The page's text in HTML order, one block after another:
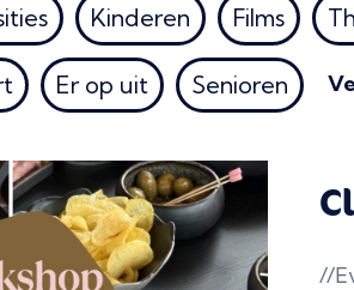
Kinderen Films
Er op uit Senioren
//